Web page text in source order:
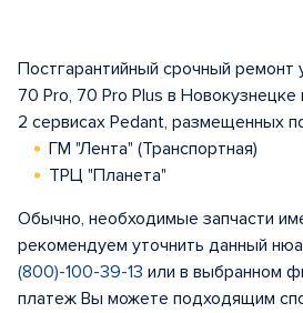
Постгарантийный срочный ремонт
70 Pro, 70 Pro Plus в Новокузнецке
2 сервисах Pedant, размещенных
ГМ "Лента" (Транспортная)
ТРЦ "Планета"
Обычно, необходимые запчасти
рекомендуем уточнить данный
(800)-100-39-13 или в выбранном
платеж Вы можете подходящим